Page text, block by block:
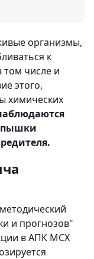
организмы,
к
числе и
этого,
химических
и прогнозов"
в АПК МСХ